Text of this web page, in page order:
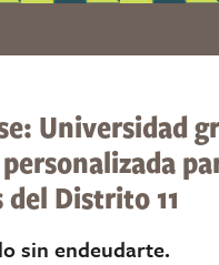
Universidad
Distrito 11
sin endeudarte.